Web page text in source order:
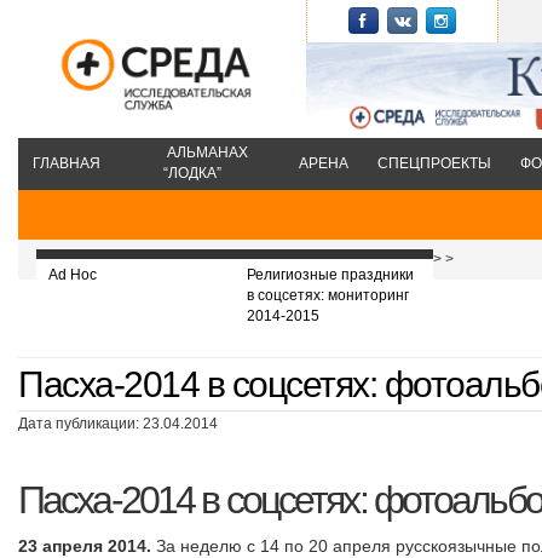
ГЛАВНАЯ
АЛЬМАНАХ
“ЛОДКА”
АРЕНА СПЕЦПРОЕКТЫ
Ad Hoc
>
Религиозные праздники
в соцсетях: мониторинг
2014-2015
>
Пасха-2014 в соцсетях:
Дата публикации: 23.04.2014
Пасха-2014 в соцсетях:
23 апреля 2014. За неделю с 14 по 20 апреля русскоязычные